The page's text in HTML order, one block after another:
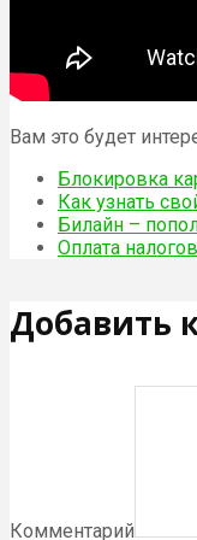
Вам это будет
Блокировка
Как узнать
Билайн –
Оплата
Добавить
Комментарий